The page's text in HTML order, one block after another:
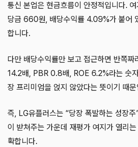
통신 본업은 현금흐름이 안정적입니다.
당금 660원, 배당수익률 4.09%가 붙어
합니다.
다만 배당수익률만 보고 접근하면 반쪽
14.2배, PBR 0.8배, ROE 6.2%라는 숫
장 프리미엄을 얹지 않았다는 뜻이기 때
즉, LG유플러스는 “당장 폭발하는 성장
이 받쳐주는 가운데 재평가 여지가 열리
확합니다.